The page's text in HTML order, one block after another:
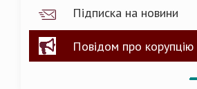
Підписка на новини
Повідом про корупцію